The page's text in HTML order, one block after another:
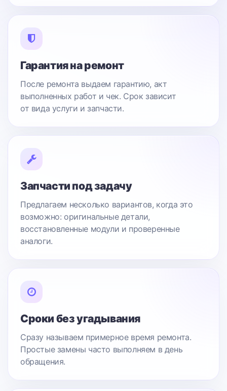
Гарантия на ремонт
После ремонта выдаем гарантию, акт
выполненных работ и чек. Срок зависит
от вида услуги и запчасти.
Запчасти под задачу
Предлагаем несколько вариантов, когда это
возможно: оригинальные детали,
восстановленные модули и проверенные
аналоги.
Сроки без угадывания
Сразу называем примерное время ремонта.
Простые замены часто выполняем в день
обращения.